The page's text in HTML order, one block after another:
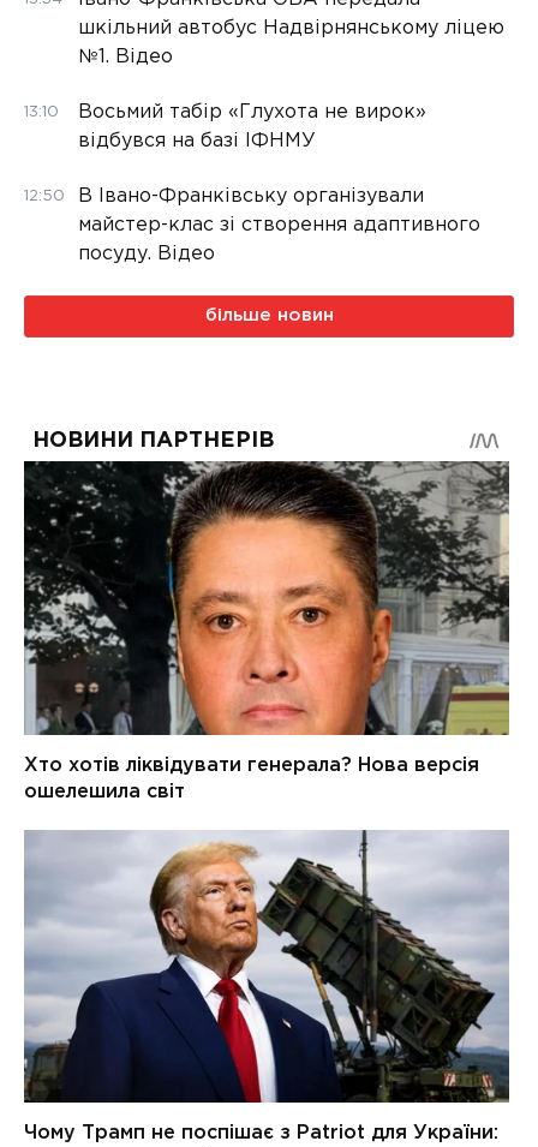
шкільний автобус Надвірнянському ліцею
№1. Відео
13:10
Восьмий табір «Глухота не вирок»
відбувся на базі ІФНМУ
12:50
В Івано-Франківську організували
майстер-клас зі створення адаптивного
посуду. Відео
більше новин